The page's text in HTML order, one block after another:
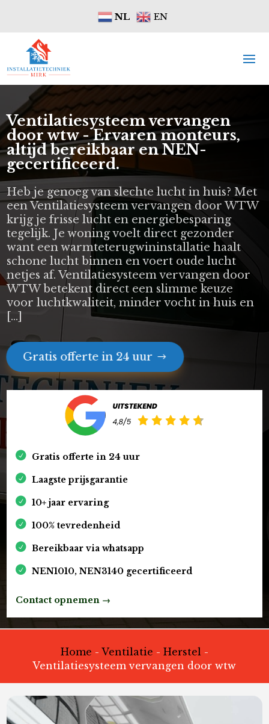
NL EN
Ventilatiesysteem vervangen
door wtw - Ervaren monteurs,
altijd bereikbaar en NEN-
gecertificeerd.
Heb je genoeg van slechte lucht in huis? Met
een Ventilatiesysteem vervangen door WTW
krijg je frisse lucht en energiebesparing
tegelijk. Je woning voelt direct gezonder
want een warmteterugwininstallatie haalt
schone lucht binnen en voert oude lucht
netjes af. Ventilatiesysteem vervangen door
WTW betekent direct een slimme keuze
voor luchtkwaliteit, minder vocht in huis en
[…]
Gratis offerte in 24 uur
Gratis offerte in 24 uur
Laagste prijsgarantie
10+ jaar ervaring
100% tevredenheid
Bereikbaar via whatsapp
NEN1010, NEN3140 gecertificeerd
Contact opnemen →
Home - Ventilatie - Herstel -
Ventilatiesysteem vervangen door wtw